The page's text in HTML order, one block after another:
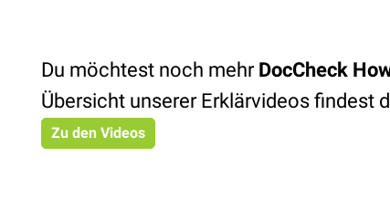
Du möchtest noch mehr DocCheck
Übersicht unserer Erklärvideos findest
Zu den Videos